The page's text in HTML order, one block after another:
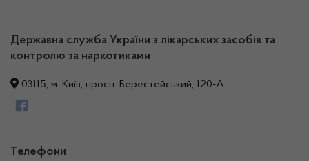
Державна служба України з лікарських засобів та
контролю за наркотиками
03115, м. Київ, просп. Берестейський, 120-А
Телефони